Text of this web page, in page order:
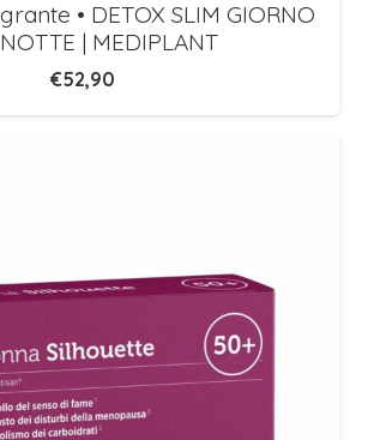
• DETOX SLIM GIORNO
| MEDIPLANT
€52,90